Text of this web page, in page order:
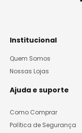
Institucional
Quem Somos
Nossas Lojas
Ajuda e suporte
Como Comprar
Política de Segurança